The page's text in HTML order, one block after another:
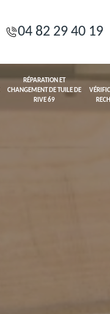
04 82 29 40 19
RÉPARATION ET
CHANGEMENT DE TUILE DE
RIVE 69